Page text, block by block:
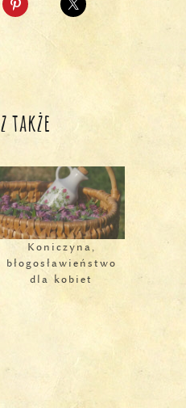
także
Koniczyna,
błogosławieństwo
dla kobiet